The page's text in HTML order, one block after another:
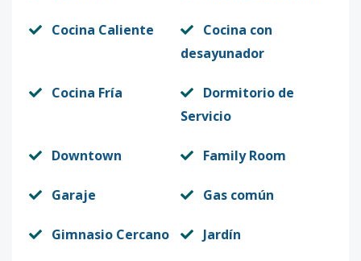
Cocina Caliente
Cocina con
desayunador
Cocina Fría
Dormitorio de
Servicio
Downtown Family Room
Garaje Gas común
Gimnasio Cercano Jardín